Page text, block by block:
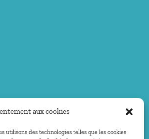
aux cookies
utilisons des technologies telles que les cookies